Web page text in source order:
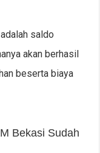
saldo
akan berhasil
beserta biaya
Bekasi Sudah